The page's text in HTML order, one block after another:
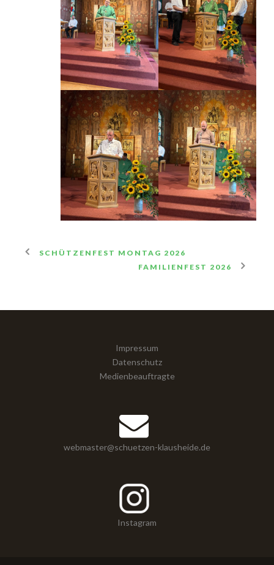
SCHÜTZENFEST MONTAG 2026
FAMILIENFEST 2026
Impressum
Datenschutz
Medienbeauftragte
webmaster@schuetzen-klausheide.de
Instagram